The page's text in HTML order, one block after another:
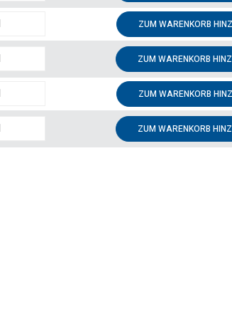
ZUM WARENKORB
ZUM WARENKORB
ZUM WARENKORB
ZUM WARENKORB